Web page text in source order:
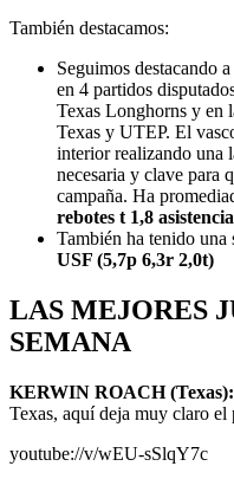
También destacamos:
Seguimos destacando
en 4 partidos
Texas Longhorns y en
Texas y UTEP. El
interior realizando una
necesaria y clave para
campaña. Ha
rebotes t 1,8
También ha tenido una
USF (5,7p 6,3r 2,0t)
LAS MEJORES
SEMANA
KERWIN ROACH (Texas):
Texas, aquí deja muy claro el
youtube://v/wEU-sSlqY7c